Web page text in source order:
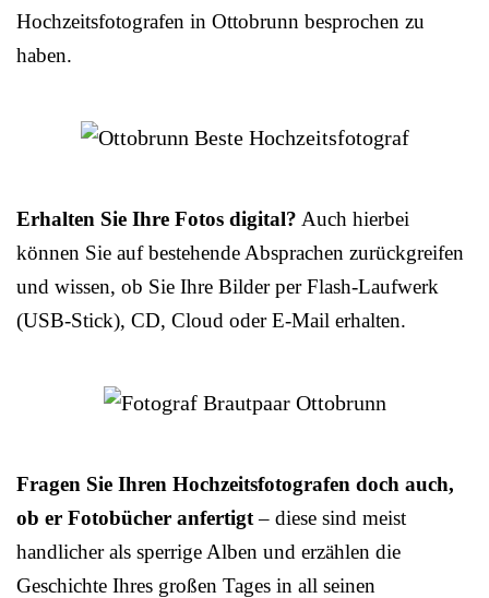
Hochzeitsfotografen in Ottobrunn besprochen zu
haben.
Erhalten Sie Ihre Fotos digital? Auch hierbei
können Sie auf bestehende Absprachen zurückgreifen
und wissen, ob Sie Ihre Bilder per Flash-Laufwerk
(USB-Stick), CD, Cloud oder E-Mail erhalten.
Fragen Sie Ihren Hochzeitsfotografen doch auch,
ob er Fotobücher anfertigt– diese sind meist
handlicher als sperrige Alben und erzählen die
Geschichte Ihres großen Tages in all seinen